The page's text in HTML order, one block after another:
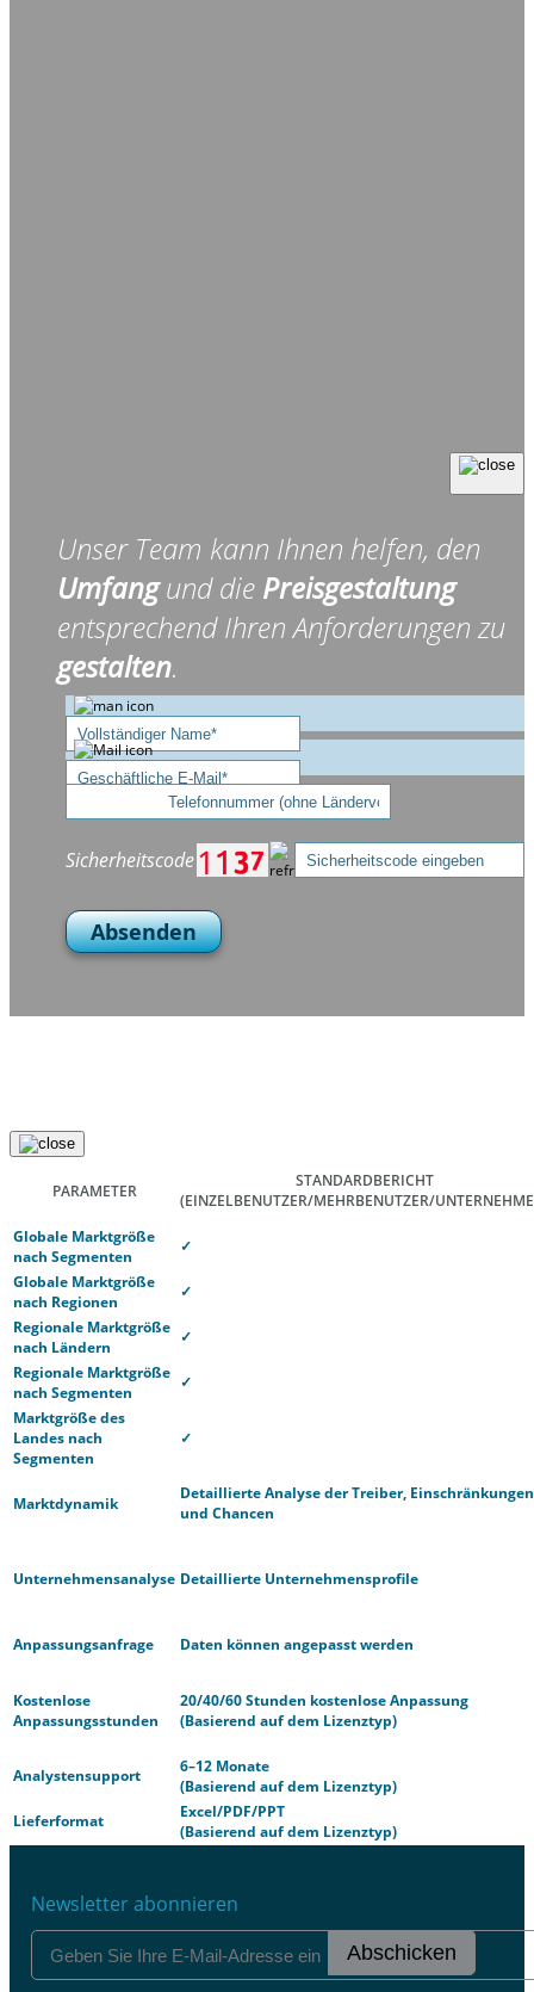
Unser Team kann Ihnen helfen, den
Umfangund die Preisgestaltung
entsprechend Ihren Anforderungen zu
gestalten.
Sicherheitscode
Absenden
PARAMETER
STANDARDBERICHT
(EINZELBENUTZER/MEHRBENUTZER/
Globale Marktgröße
nach Segmenten
✓
Globale Marktgröße
nach Regionen
✓
Regionale Marktgröße
nach Ländern
✓
Regionale Marktgröße
nach Segmenten
✓
Marktgröße des
Landes nach
Segmenten
✓
Marktdynamik
Detaillierte Analyse der Treiber, Einschränkungen
und Chancen
Unternehmensanalyse Detaillierte Unternehmensprofile
Anpassungsanfrage Daten können angepasst werden
Kostenlose
Anpassungsstunden
20/40/60 Stunden kostenlose Anpassung
(Basierend auf dem Lizenztyp)
Analystensupport
6–12 Monate
(Basierend auf dem Lizenztyp)
Lieferformat
Excel/PDF/PPT
(Basierend auf dem Lizenztyp)
Newsletter abonnieren
Abschicken